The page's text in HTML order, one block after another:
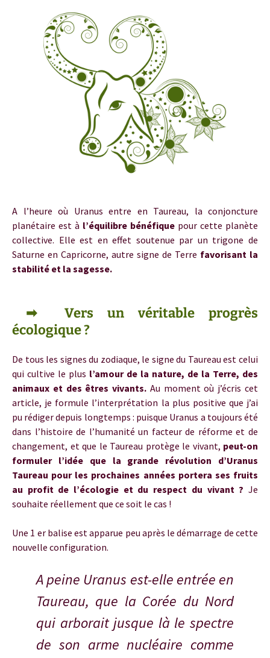
A l’heure où Uranus entre en Taureau, la conjoncture
planétaire est à l’équilibre bénéfique pour cette planète
collective. Elle est en effet soutenue par un trigone de
Saturne en Capricorne, autre signe de Terre favorisant la
stabilité et la sagesse.
➡ Vers un véritable progrès
écologique ?
De tous les signes du zodiaque, le signe du Taureau est celui
qui cultive le plus l’amour de la nature, de la Terre, des
animaux et des êtres vivants. Au moment où j’écris cet
article, je formule l’interprétation la plus positive que j’ai
pu rédiger depuis longtemps : puisque Uranus a toujours été
dans l’histoire de l’humanité un facteur de réforme et de
changement, et que le Taureau protège le vivant, peut-on
formuler l’idée que la grande révolution d’Uranus
Taureau pour les prochaines années portera ses fruits
au profit de l’écologie et du respect du vivant ? Je
souhaite réellement que ce soit le cas !
Une 1 er balise est apparue peu après le démarrage de cette
nouvelle configuration.
A peine Uranus est-elle entrée en
Taureau, que la Corée du Nord
qui arborait jusque là le spectre
de son arme nucléaire comme